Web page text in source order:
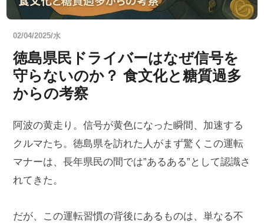
02/04/2025/水
徳島県民ドライバーはなぜ信号を
守らないのか？ 食文化と糖質過多
からの考察
阿波の黄走り。信号が黄色になった瞬間、加速する
クルマたち。徳島県を訪れた人がまず驚くこの運転
マナーは、長年県民の間では”あるある”として認識さ
れてきた。
だが、この運転習慣の背後にあるものは、単なる不